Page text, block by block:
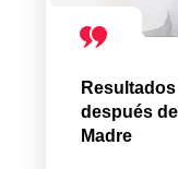
después
Madre